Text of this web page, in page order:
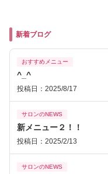
新着ブログ
おすすめメニュー
^_^
投稿日：2025/8/17
サロンのNEWS
新メニュー２！！
投稿日：2025/2/13
サロンのNEWS